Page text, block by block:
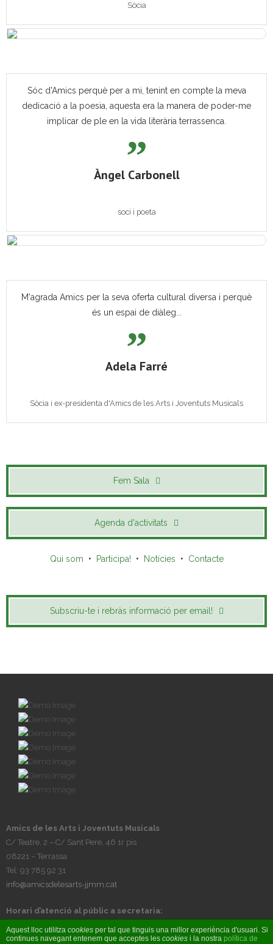
Sòcia
Sóc d'Amics perquè per a mi, tenint en compte la meva
dedicació a la poesia, aquesta era la manera de poder-me
implicar de ple en la vida literària terrassenca.
Àngel Carbonell
soci i poeta
M'agrada Amics per la seva oferta cultural diversa i perquè
és un espai de diàleg...
Adela Farré
Sòcia i ex-presidenta d'Amics de les Arts i Joventuts Musicals
Fem Sala
Agenda d'activitats
Qui som • Participa! • Notícies • Contacte
Subscriu-te i rebràs informació per email!
Amics de les Arts i Joventuts Musicals
C/ Teatre, 2 – C/ Sant Pere, 46 1r pis
08221 – Terrassa
Tel: 93 785 92 31
info@amicsdelesarts-jjmm.cat
Horari d’atenció al públic a secretaria:
Tardes, de dilluns a divendres, de 17h a 20h
Aquest lloc utilitza cookies per tal que tinguis una millor experiència d'usuari. Si
continues navegant entenem que acceptes les cookies i la nostra política de